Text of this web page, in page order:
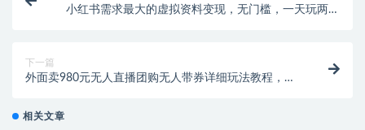
小红书需求最大的虚拟资料变现，无门槛，一天玩两小
下一篇
外面卖980元无人直播团购无人带券详细玩法教程，新
相关文章